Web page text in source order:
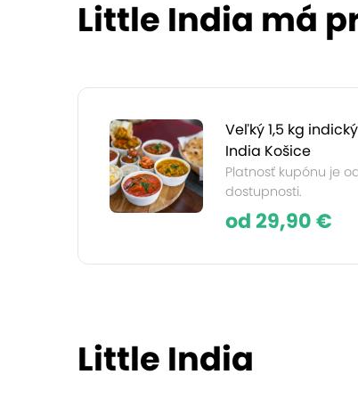
Little India má
Veľký 1,5 kg
India Košice
Platnosť kupónu je od
dostupnosti.
od 29,90 €
Little India